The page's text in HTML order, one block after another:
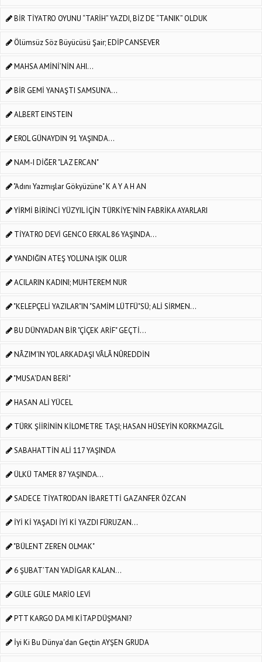
BİR TİYATRO OYUNU “TARİH” YAZDI, BİZ DE “TANIK” OLDUK
Ölümsüz Söz Büyücüsü Şair; EDİP CANSEVER
MAHSA AMİNİ’NİN AHI...
BİR GEMİ YANAŞTI SAMSUN'A...
ALBERT EINSTEIN
EROL GÜNAYDIN 91 YAŞINDA...
NAM-I DİĞER "LAZ ERCAN"
"Adını Yazmışlar Gökyüzüne" K A Y A H AN
YİRMİ BİRİNCİ YÜZYIL İÇİN TÜRKİYE'NİN FABRİKA AYARLARI
TİYATRO DEVİ GENCO ERKAL 86 YAŞINDA...
YANDIĞIN ATEŞ YOLUNA IŞIK OLUR
ACILARIN KADINI; MUHTEREM NUR
"KELEPÇELİ YAZILAR"IN "SAMİM LÜTFÜ"SÜ; ALİ SİRMEN...
BU DÜNYADAN BİR "ÇİÇEK ARİF" GEÇTİ...
NÂZIM'IN YOL ARKADAŞI VÂLÂ NÛREDDİN
"MUSA'DAN BERİ"
HASAN ALİ YÜCEL
TÜRK ŞİİRİNİN KİLOMETRE TAŞI; HASAN HÜSEYİN KORKMAZGİL
SABAHATTİN ALİ 117 YAŞINDA
ÜLKÜ TAMER 87 YAŞINDA...
SADECE TİYATRODAN İBARETTİ GAZANFER ÖZCAN
İYİ Kİ YAŞADI İYİ Kİ YAZDI FÜRUZAN...
"BÜLENT ZEREN OLMAK"
6 ŞUBAT’TAN YADİGAR KALAN…
GÜLE GÜLE MARİO LEVİ
PTT KARGO DA MI KİTAP DÜŞMANI?
İyi Ki Bu Dünya'dan Geçtin AYŞEN GRUDA